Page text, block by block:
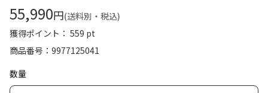
55,990円(送料別・税込)
獲得ポイント： 559 pt
商品番号
9977125041
数量